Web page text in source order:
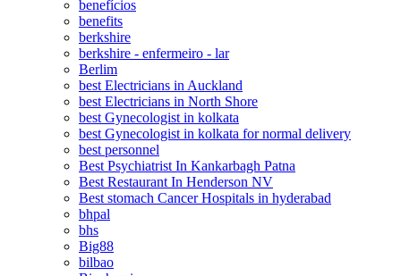
benefícios
benefits
berkshire
berkshire - enfermeiro - lar
Berlim
best Electricians in Auckland
best Electricians in North Shore
best Gynecologist in kolkata
best Gynecologist in kolkata for normal delivery
best personnel
Best Psychiatrist In Kankarbagh Patna
Best Restaurant In Henderson NV
Best stomach Cancer Hospitals in hyderabad
bhpal
bhs
Big88
bilbao